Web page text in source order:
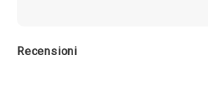
Recensioni